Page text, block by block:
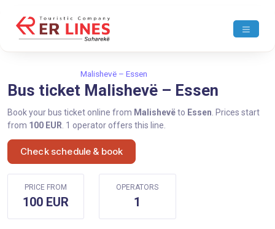
Malishevë – Essen
Bus ticket Malishevë – Essen
Book your bus ticket online from Malishevëto Essen . Prices start
from 100 EUR . 1 operator offers this line.
Check schedule & book
PRICE FROM
100 EUR
OPERATORS
1